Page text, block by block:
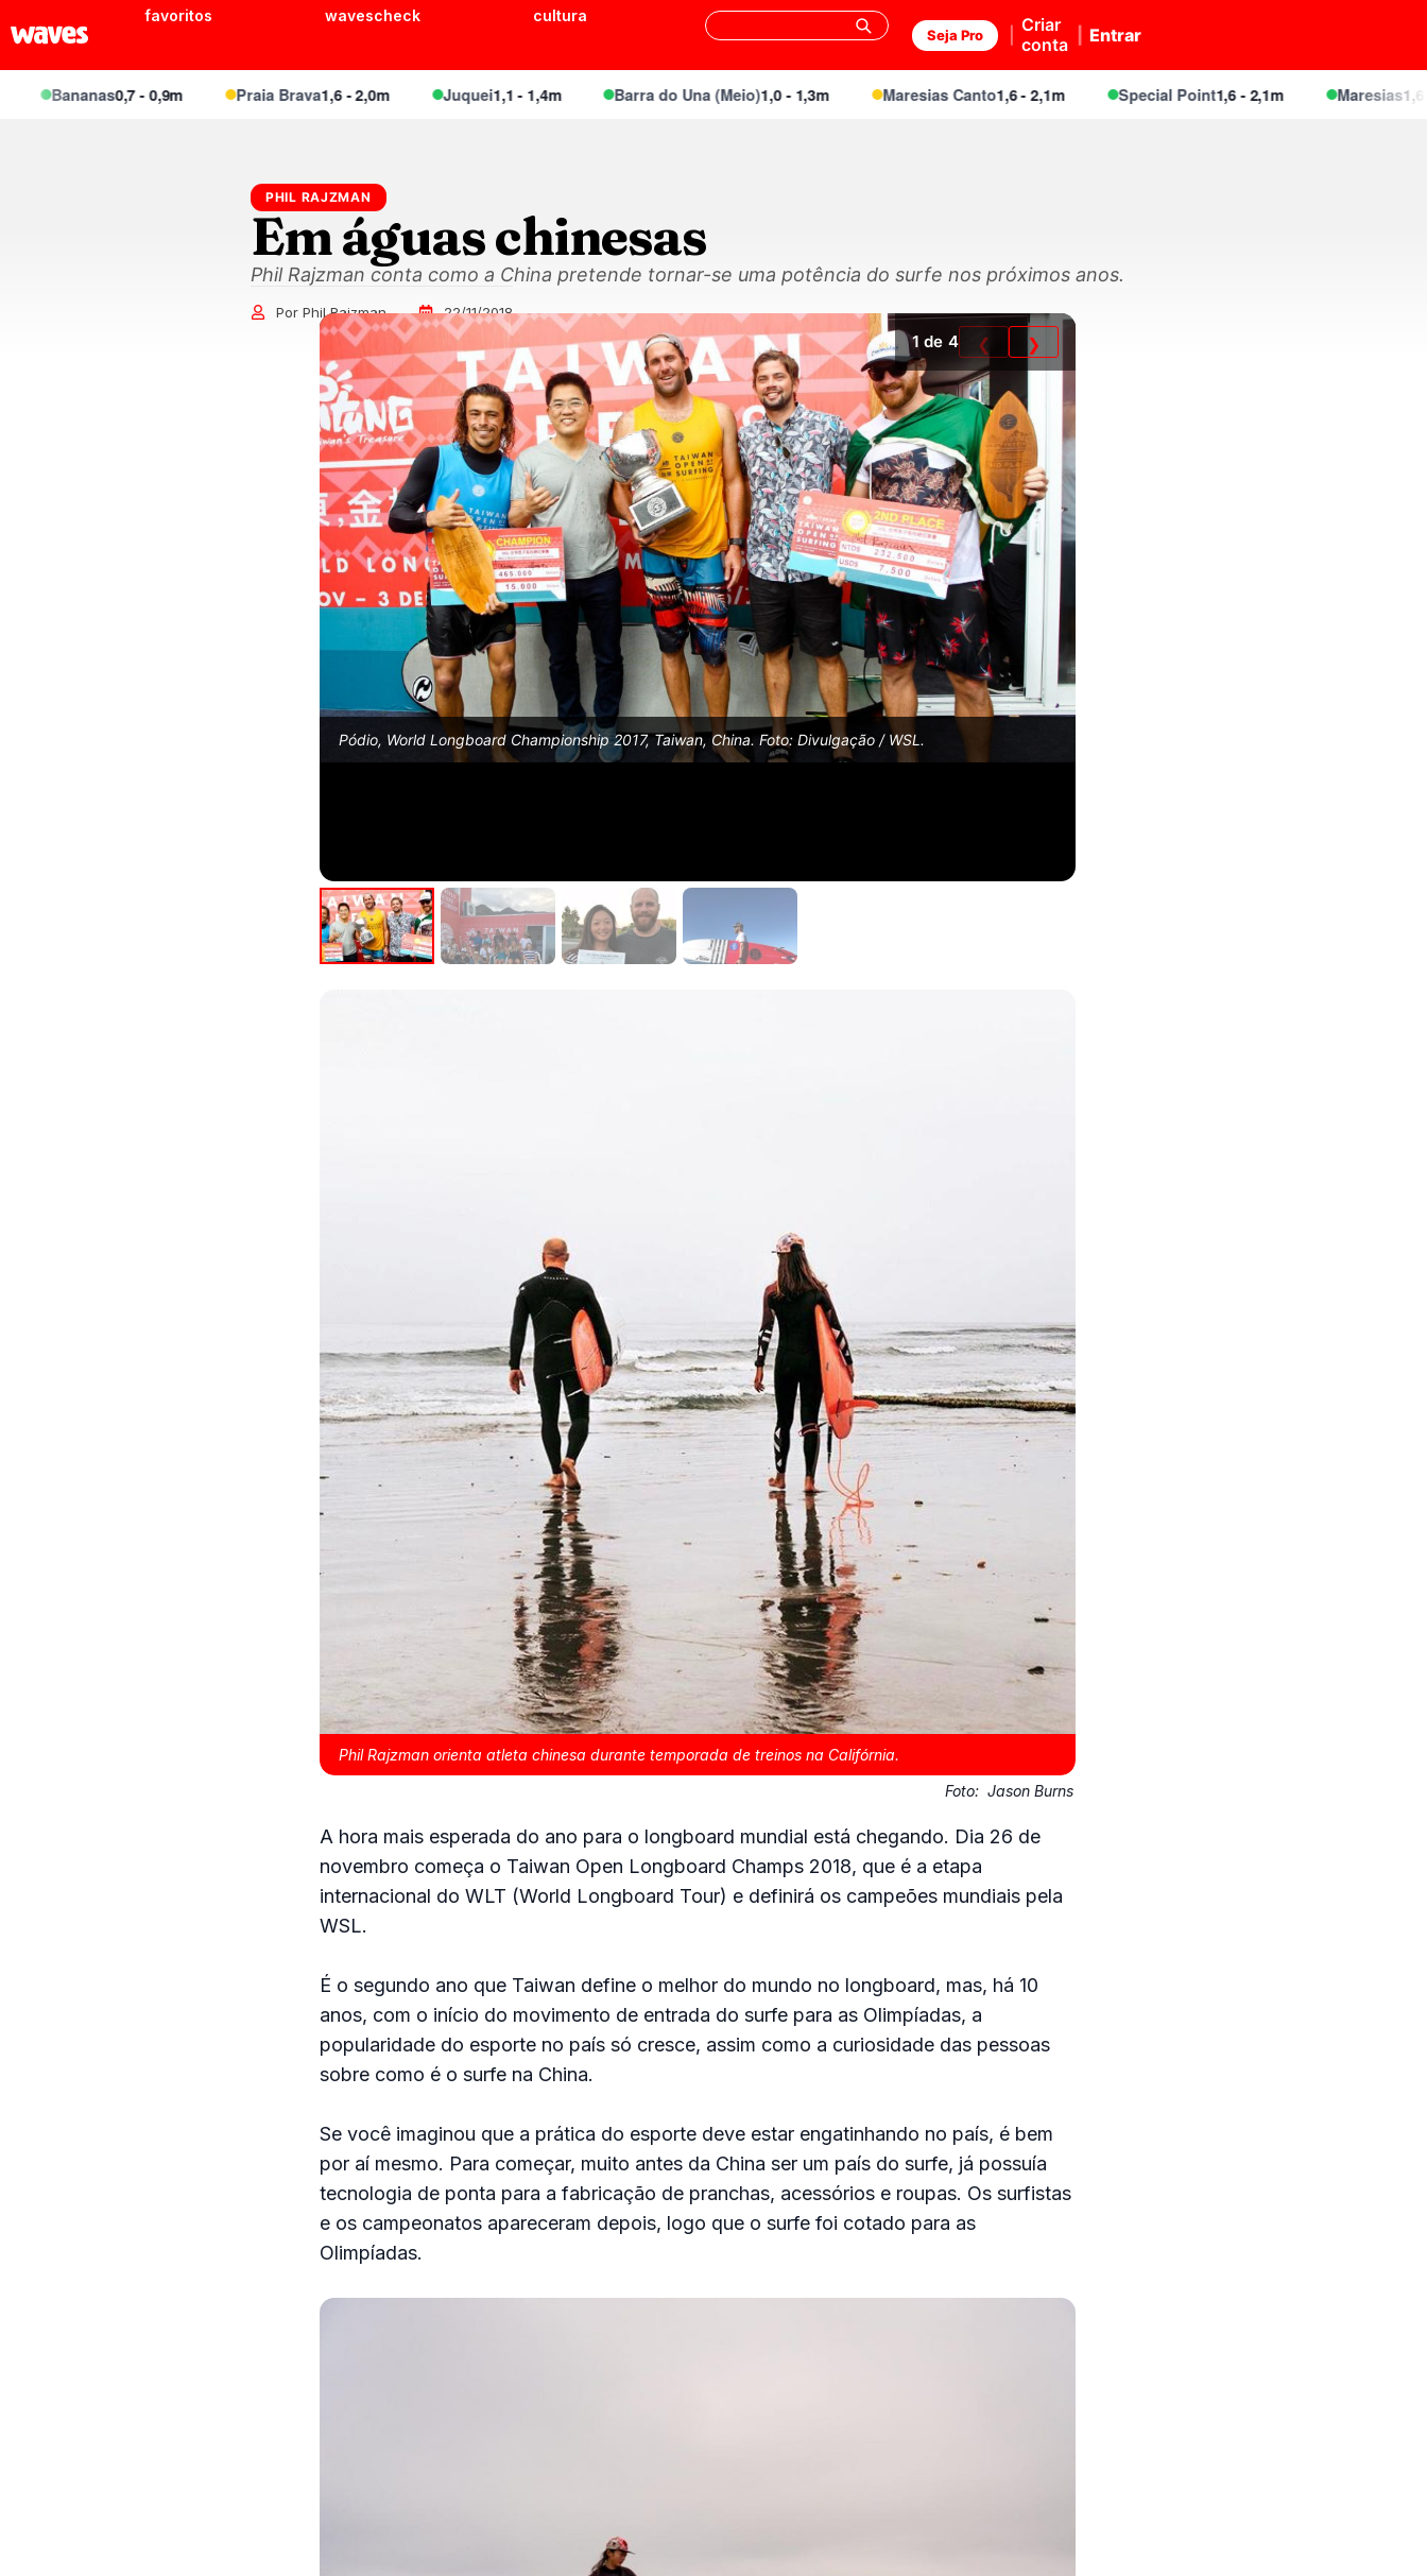
favoritos wavescheck cultura
Seja Pro
Criar
conta
Entrar
Bananas0,7 - 0,9m Praia Brava1,6 - 2,0m Juquei1,1 - 1,4m Barra do Una (Meio)1,0 - 1,3m Maresias Canto1,6 - 2,1m Special Point1,6 - 2,1m Maresias1,6 - 2,1m
PHIL RAJZMAN
Em águas chinesas
Phil Rajzman conta como a China pretende tornar-se uma potência do surfe nos próximos anos.
Por Phil Rajzman 22/11/2018
Pódio, World Longboard Championship 2017, Taiwan, China. Foto: Divulgação / WSL.
1 de 4 ❮ ❯
Phil Rajzman orienta atleta chinesa durante temporada de treinos na Califórnia.
Foto: Jason Burns
A hora mais esperada do ano para o longboard mundial está chegando. Dia 26 de
novembro começa o Taiwan Open Longboard Champs 2018, que é a etapa
internacional do WLT (World Longboard Tour) e definirá os campeões mundiais pela
WSL.
É o segundo ano que Taiwan define o melhor do mundo no longboard, mas, há 10
anos, com o início do movimento de entrada do surfe para as Olimpíadas, a
popularidade do esporte no país só cresce, assim como a curiosidade das pessoas
sobre como é o surfe na China.
Se você imaginou que a prática do esporte deve estar engatinhando no país, é bem
por aí mesmo. Para começar, muito antes da China ser um país do surfe, já possuía
tecnologia de ponta para a fabricação de pranchas, acessórios e roupas. Os surfistas
e os campeonatos apareceram depois, logo que o surfe foi cotado para as
Olimpíadas.